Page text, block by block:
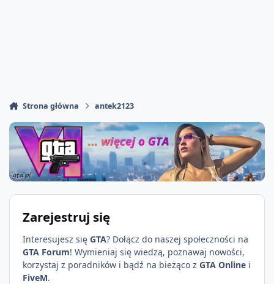
Strona główna antek2123
Zarejestruj się
Interesujesz się GTA? Dołącz do naszej społeczności na
GTA Forum! Wymieniaj się wiedzą, poznawaj nowości,
korzystaj z poradników i bądź na bieżąco z GTA Online i
FiveM.